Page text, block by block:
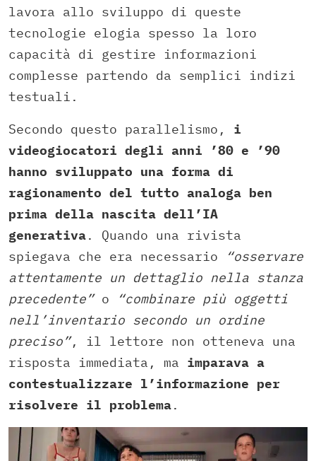
lavora allo sviluppo di queste
tecnologie elogia spesso la loro
capacità di gestire informazioni
complesse partendo da semplici indizi
testuali.
Secondo questo parallelismo, i
videogiocatori degli anni ’80 e ’90
hanno sviluppato una forma di
ragionamento del tutto analoga ben
prima della nascita dell’IA
generativa. Quando una rivista
spiegava che era necessario
“osservare
attentamente un dettaglio nella stanza
precedente”o
“combinare più oggetti
nell’inventario secondo un ordine
preciso”, il lettore non otteneva una
risposta immediata, ma imparava a
contestualizzare l’informazione per
risolvere il problema.